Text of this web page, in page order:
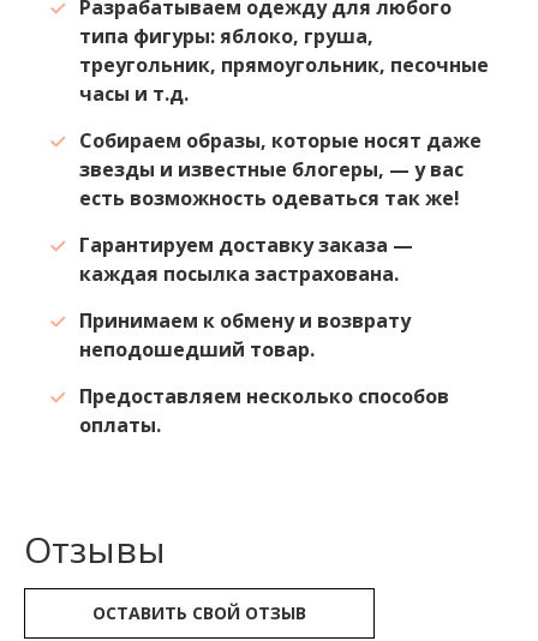
Разрабатываем одежду для любого
типа фигуры: яблоко, груша,
треугольник, прямоугольник, песочные
часы и т.д.
Собираем образы, которые носят даже
звезды и известные блогеры, — у вас
есть возможность одеваться так же!
Гарантируем доставку заказа —
каждая посылка застрахована.
Принимаем к обмену и возврату
неподошедший товар.
Предоставляем несколько способов
оплаты.
Отзывы
ОСТАВИТЬ СВОЙ ОТЗЫВ